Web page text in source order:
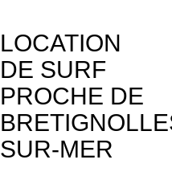
LOCATION
DE SURF
PROCHE DE
SUR-MER